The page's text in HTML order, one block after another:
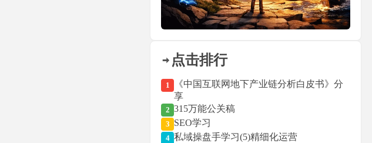
点击排行
1
《中国互联网地下产业链分析白皮书》分
享
2 315万能公关稿
3 SEO学习
4 私域操盘手学习(5)精细化运营